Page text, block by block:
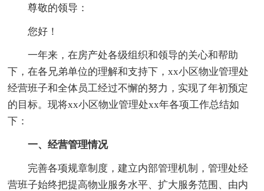
尊敬的领导：
您好！
一年来，在房产处各级组织和领导的关心和帮助
下，在各兄弟单位的理解和支持下，xx小区物业管理处
经营班子和全体员工经过不懈的努力，实现了年初预定
的目标。现将xx小区物业管理处xx年各项工作总结如
下：
一、经营管理情况
完善各项规章制度，建立内部管理机制，管理处经
营班子始终把提高物业服务水平、扩大服务范围、由内